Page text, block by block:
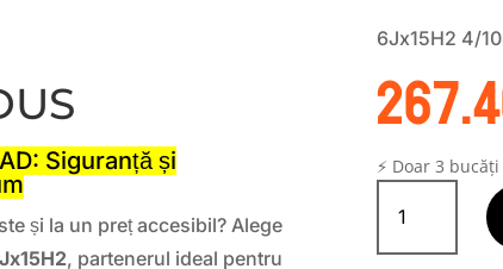
Siguranță și
și la un preț accesibil? Alege
, partenerul ideal pentru
6Jx15H2 4/
⚡ Doar 3
Cantitate
Janta
tabla